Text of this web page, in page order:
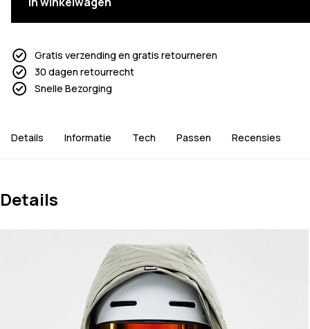
Gratis verzending en gratis retourneren
30 dagen retourrecht
Snelle Bezorging
Details Informatie Tech Passen Recensies
Details